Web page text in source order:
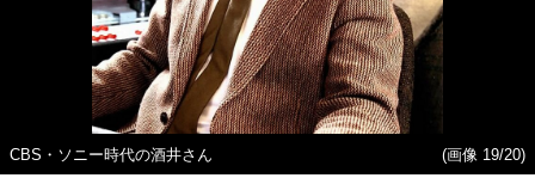
CBS・ソニー時代の酒井さん (画像 19/20)